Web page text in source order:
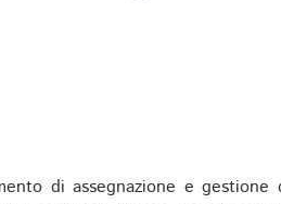
di assegnazione e